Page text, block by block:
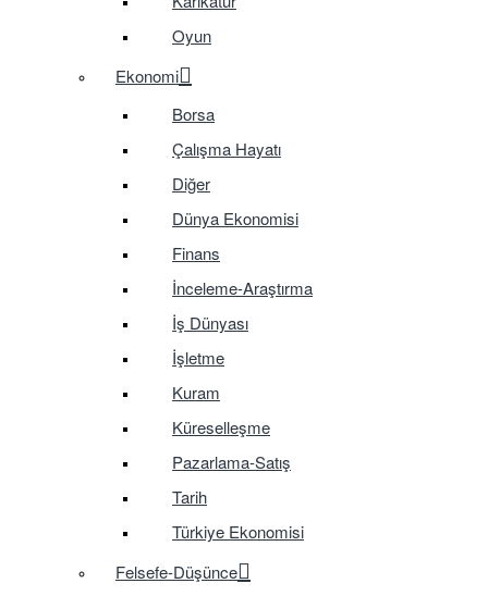
Oyun
Ekonomi
Borsa
Çalışma Hayatı
Diğer
Dünya Ekonomisi
Finans
İnceleme-Araştırma
İş Dünyası
İşletme
Kuram
Küreselleşme
Pazarlama-Satış
Tarih
Türkiye Ekonomisi
Felsefe-Düşünce